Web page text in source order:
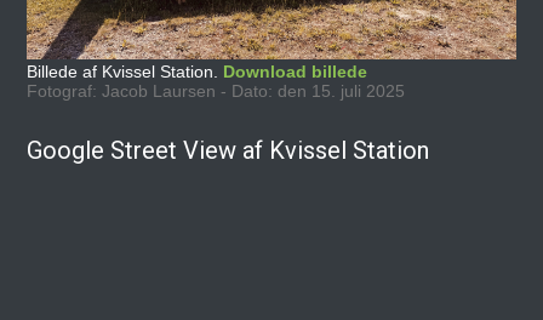
Billede af Kvissel Station. Download billede
Fotograf: Jacob Laursen - Dato: den 15. juli 2025
Google Street View af Kvissel Station